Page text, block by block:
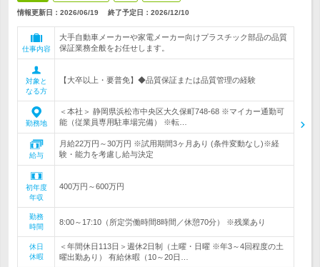
情報更新日：2026/06/19 終了予定日： 2026/12/10
仕事内容
大手自動車メーカーや家電メーカー向けプラスチック部品の品質
保証業務全般をお任せします。
対象と
なる方
【大卒以上・要普免】◆品質保証または品質管理の経験
勤務地
＜本社＞ 静岡県浜松市中央区大久保町748-68 ※マイカー通勤可
能（従業員専用駐車場完備） ※転…
給与
月給22万円～30万円 ※試用期間3ヶ月あり (条件変動なし)※経
験・能力を考慮し給与決定
初年度
年収
400万円～600万円
勤務
時間
8:00～17:10（所定労働時間8時間／休憩70分） ※残業あり
休日
休暇
＜年間休日113日＞週休2日制（土曜・日曜 ※年3～4回程度の土
曜出勤あり） 有給休暇（10～20日…